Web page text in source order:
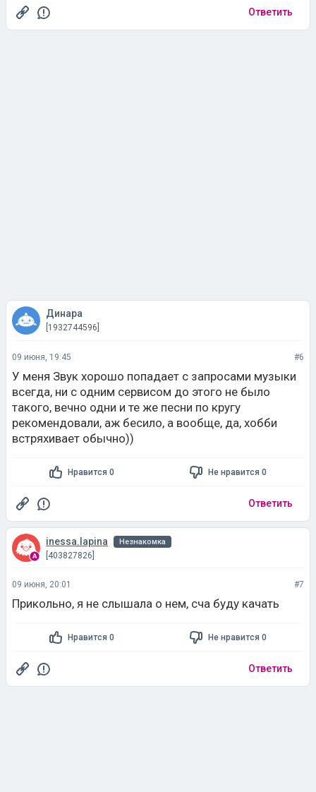
Ответить
Динара
[1932744596]
09 июня, 19:45 #6
У меня Звук хорошо попадает с запросами музыки
всегда, ни с одним сервисом до этого не было
такого, вечно одни и те же песни по кругу
рекомендовали, аж бесило, а вообще, да, хобби
встряхивает обычно))
Нравится 0 Не нравится 0
Ответить
inessa.lapina Незнакомка
[403827826]
09 июня, 20:01 #7
Прикольно, я не слышала о нем, сча буду качать
Нравится 0 Не нравится 0
Ответить